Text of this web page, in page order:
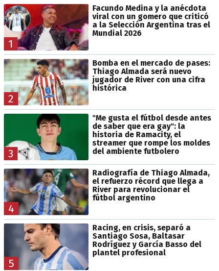
1
Facundo Medina y la anécdota
viral con un gomero que criticó
a la Selección Argentina tras el
Mundial 2026
2
Bomba en el mercado de pases:
Thiago Almada será nuevo
jugador de River con una cifra
histórica
3
"Me gusta el fútbol desde antes
de saber que era gay": la
historia de Ramacity, el
streamer que rompe los moldes
del ambiente futbolero
4
Radiografía de Thiago Almada,
el refuerzo récord que llega a
River para revolucionar el
fútbol argentino
5
Racing, en crisis, separó a
Santiago Sosa, Baltasar
Rodríguez y García Basso del
plantel profesional